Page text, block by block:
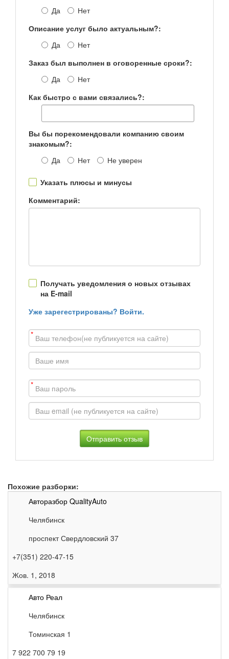
Да
Нет
Описание услуг было актуальным?:
Да
Нет
Заказ был выполнен в оговоренные сроки?:
Да
Нет
Как быстро с вами связались?:
Вы бы порекомендовали компанию своим
знакомым?:
Да
Нет Не уверен
Указать плюсы и минусы
Комментарий:
Получать уведомления о новых отзывах
на E-mail
Уже зарегестрированы? Войти.
*
*
Похожие разборки:
Авторазбор QualityAuto
Челябинск
проспект Свердловский 37
+7(351) 220-47-15
Жов. 1, 2018
Авто Реал
Челябинск
Томинская 1
7 922 700 79 19